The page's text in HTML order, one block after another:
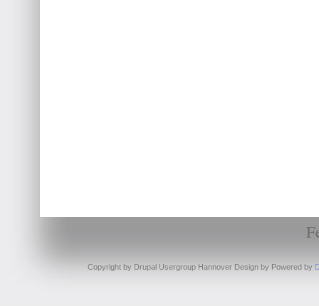
Copyright by Drupal Usergroup Hannover Design by Powered by